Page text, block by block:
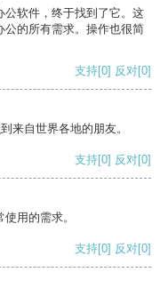
公软件，终于找到了它。这
公的所有需求。操作也很简
支持[0] 反对[0]
来自世界各地的朋友。
支持[0] 反对[0]
用的需求。
支持[0] 反对[0]